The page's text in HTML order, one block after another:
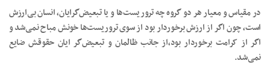
در مقیاس و معیار هر دو گروه چه تروریست‌ها و یا تبعیض‌گرایان، انسان بی‌ارزش
است، چون اگر از ارزش برخوردار بود از سوی تروریست‌ها خونش مباح نمی‌شد و
اگر از کرامت برخوردار بود،از جانب ظالمان و تبعیض‌گر ایان حقوقش ضایع
نمی‌شد.